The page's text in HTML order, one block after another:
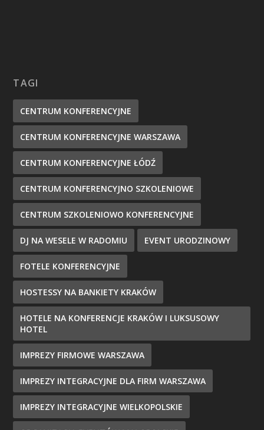
TAGI
CENTRUM KONFERENCYJNE
CENTRUM KONFERENCYJNE WARSZAWA
CENTRUM KONFERENCYJNE ŁÓDŹ
CENTRUM KONFERENCYJNO SZKOLENIOWE
CENTRUM SZKOLENIOWO KONFERENCYJNE
DJ NA WESELE W RADOMIU EVENT URODZINOWY
FOTELE KONFERENCYJNE
HOSTESSY NA BANKIETY KRAKÓW
HOTELE NA KONFERENCJE KRAKÓW I LUKSUSOWY
HOTEL
IMPREZY FIRMOWE WARSZAWA
IMPREZY INTEGRACYJNE DLA FIRM WARSZAWA
IMPREZY INTEGRACYJNE WIELKOPOLSKIE